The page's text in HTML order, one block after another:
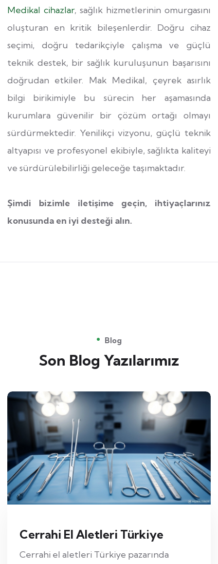
Medikal cihazlar, sağlık hizmetlerinin omurgasını
oluşturan en kritik bileşenlerdir. Doğru cihaz
seçimi, doğru tedarikçiyle çalışma ve güçlü
teknik destek, bir sağlık kuruluşunun başarısını
doğrudan etkiler. Mak Medikal, çeyrek asırlık
bilgi birikimiyle bu sürecin her aşamasında
kurumlara güvenilir bir çözüm ortağı olmayı
sürdürmektedir. Yenilikçi vizyonu, güçlü teknik
altyapısı ve profesyonel ekibiyle, sağlıkta kaliteyi
ve sürdürülebilirliği geleceğe taşımaktadır.
Şimdi bizimle iletişime geçin, ihtiyaçlarınız
konusunda en iyi desteği alın.
Blog
Son Blog Yazılarımız
Cerrahi El Aletleri Türkiye
Cerrahi el aletleri Türkiye pazarında